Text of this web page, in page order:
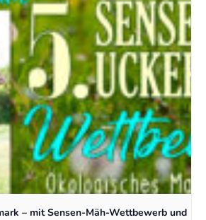
– mit Sensen-Mäh-Wettbewerb und